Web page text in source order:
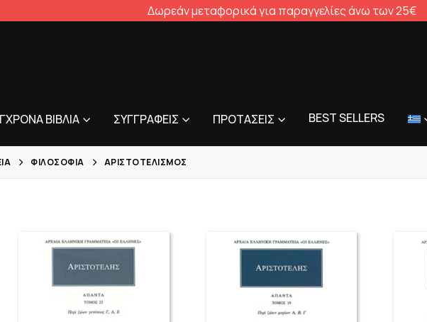
Δωρεάν μεταφορικά για παραγγελίες άνω των 25€
ΒΙΒΛΊΑ ΣΥΓΓΡΑΦΕΊΣ ΠΡΟΤΆΣΕΙΣ BEST SELLERS
ΦΙΛΟΣΟΦΊΑ ΑΡΙΣΤΟΤΕΛΙΣΜΌΣ